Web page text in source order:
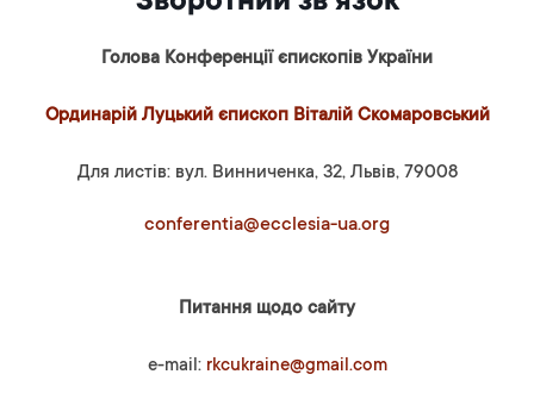
Голова Конференції єпископів України
Ординарій Луцький єпископ Віталій Скомаровський
Для листів: вул. Винниченка, 32, Львів, 79008
conferentia@ecclesia-ua.org
Питання щодо сайту
e-mail: rkcukraine@gmail.com